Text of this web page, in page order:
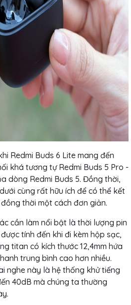
Redmi Buds 6 Lite mang đến
khá tương tự Redmi Buds 5 Pro -
dòng Redmi Buds 5. Đồng thời,
cùng rất hữu ích để có thể kết
thời một cách đơn giản.
cần làm nổi bật là thời lượng pin
tính đến khi đi kèm hộp sạc,
titan có kích thước 12,4mm hứa
trung bình cao hơn nhiều.
nghe này là hệ thống khử tiếng
40dB mà chúng ta thường